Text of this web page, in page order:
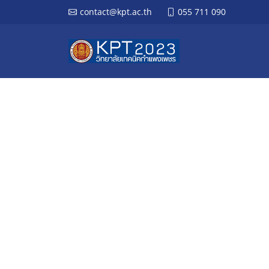
contact@kpt.ac.th 055 711 090